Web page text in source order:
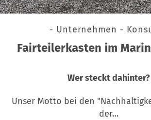
- Unternehmen -
Fairteilerkasten im
Wer steckt dahinter?
Unser Motto bei den
der…